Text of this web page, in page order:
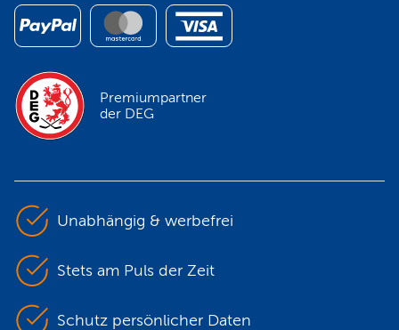
Premiumpartner
der DEG
Unabhängig & werbefrei
Stets am Puls der Zeit
Schutz persönlicher Daten